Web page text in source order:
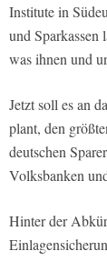
Institute in
und Sparkassen
was ihnen und
Jetzt soll es an
plant, den
deutschen
Volksbanken
Hinter der